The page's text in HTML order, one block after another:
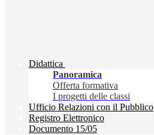
Didattica
Panoramica
Offerta formativa
I progetti delle classi
Ufficio Relazioni con il Pubblico
Registro Elettronico
Documento 15/05